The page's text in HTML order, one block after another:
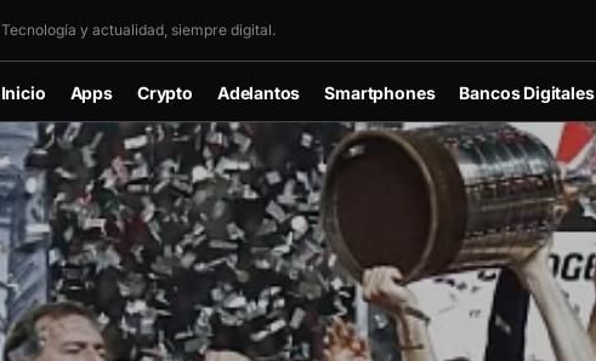
Tecnología y actualidad, siempre digital.
Inicio Apps Crypto Adelantos Smartphones Bancos Digitales